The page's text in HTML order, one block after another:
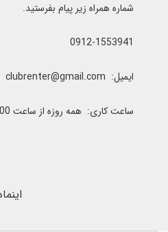
شماره همراه زیر پیام بفرستید.
0912-1553941
ایمیل: clubrenter@gmail.com
ساعت کاری: همه روزه از ساعت 9:00 الی 17:00